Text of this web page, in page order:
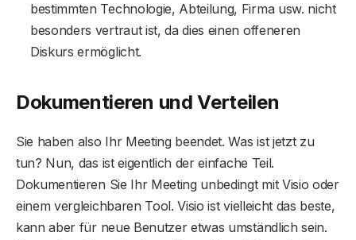
bestimmten Technologie, Abteilung, Firma usw. nicht
besonders vertraut ist, da dies einen offeneren
Diskurs ermöglicht.
Dokumentieren und Verteilen
Sie haben also Ihr Meeting beendet. Was ist jetzt zu
tun? Nun, das ist eigentlich der einfache Teil.
Dokumentieren Sie Ihr Meeting unbedingt mit Visio oder
einem vergleichbaren Tool. Visio ist vielleicht das beste,
kann aber für neue Benutzer etwas umständlich sein.